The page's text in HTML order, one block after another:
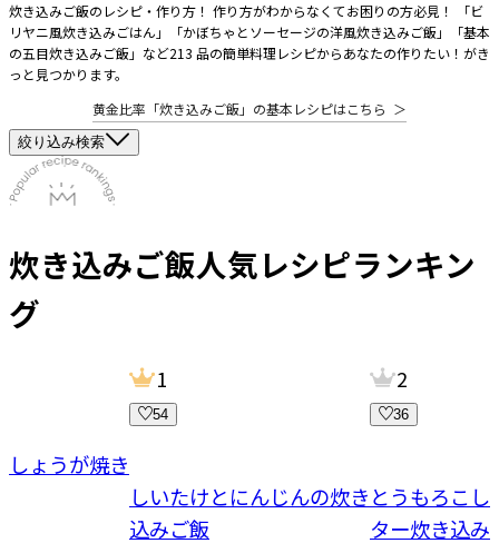
炊き込みご飯のレシピ・作り方！ 作り方がわからなくてお困りの方必見！ 「ビ
リヤニ風炊き込みごはん」「かぼちゃとソーセージの洋風炊き込みご飯」「基本
の五目炊き込みご飯」など213 品の簡単料理レシピからあなたの作りたい！がき
っと見つかります。
黄金比率「炊き込みご飯」の基本レシピはこちら ＞
絞り込み検索
炊き込みご飯人気レシピランキン
グ
しょうが焼き
1
54
しいたけとにんじんの炊き
込みご飯
2
36
とうもろこ
ター炊き込み